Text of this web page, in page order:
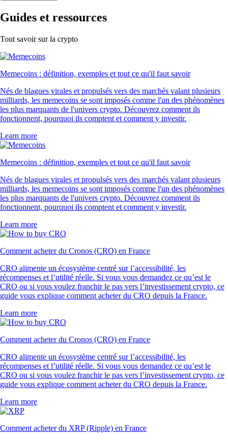
Guides et ressources
Tout savoir sur la crypto
Memecoins : définition, exemples et tout ce qu'il faut savoir
Nés de blagues virales et propulsés vers des marchés valant plusieurs
milliards, les memecoins se sont imposés comme l'un des phénomènes
les plus marquants de l'univers crypto. Découvrez comment ils
fonctionnent, pourquoi ils comptent et comment y investir.
Learn more
Memecoins : définition, exemples et tout ce qu'il faut savoir
Nés de blagues virales et propulsés vers des marchés valant plusieurs
milliards, les memecoins se sont imposés comme l'un des phénomènes
les plus marquants de l'univers crypto. Découvrez comment ils
fonctionnent, pourquoi ils comptent et comment y investir.
Learn more
Comment acheter du Cronos (CRO) en France
CRO alimente un écosystème centré sur l’accessibilité, les
récompenses et l’utilité réelle. Si vous vous demandez ce qu’est le
CRO ou si vous voulez franchir le pas vers l’investissement crypto, ce
guide vous explique comment acheter du CRO depuis la France.
Learn more
Comment acheter du Cronos (CRO) en France
CRO alimente un écosystème centré sur l’accessibilité, les
récompenses et l’utilité réelle. Si vous vous demandez ce qu’est le
CRO ou si vous voulez franchir le pas vers l’investissement crypto, ce
guide vous explique comment acheter du CRO depuis la France.
Learn more
Comment acheter du XRP (Ripple) en France